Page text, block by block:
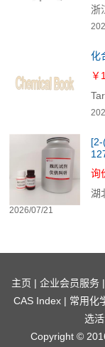
浙
化
￥
询
湖
2026/07/21
主页 | 企业会员服务|
CAS Index | 常用化
选
Copyright ©